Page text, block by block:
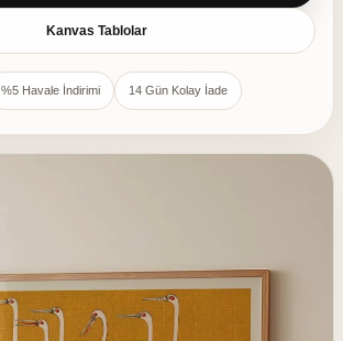
Kanvas Tablolar
%5 Havale İndirimi 14 Gün Kolay İade